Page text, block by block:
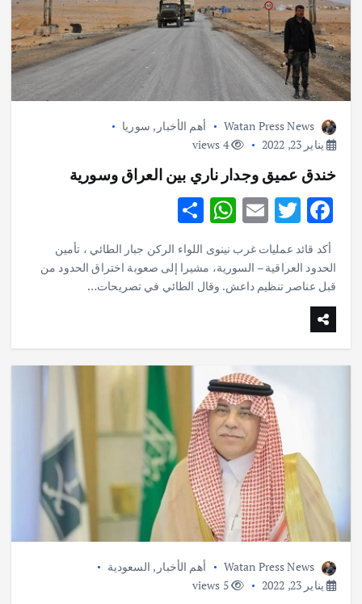
Watan Press News أهم الأخبار , سوريا
يناير 23, 2022
4 views
خندق عميق وجدار ناري بين العراق وسورية
F
ac
e
b
o
k
T
w
it
te
E
ai
l
W
h
at
s
p
S
h
ar
e
أكد قائد عمليات غرب نينوى اللواء الركن جبار الطائي ، تأمين
الحدود العراقية – السورية، مشيرا إلى صعوبة اختراق الحدود من
قبل عناصر تنظيم داعش. وقال الطائي في تصريحات…
Watan Press News أهم الأخبار , السعودية
يناير 23, 2022
5 views